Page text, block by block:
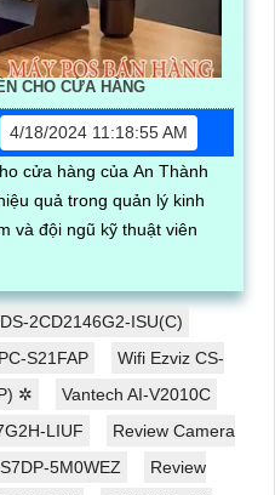
CHO CỬA HÀNG
4/18/2024 11:18:55 AM
cửa hàng của An Thành
quả trong quản lý kinh
2CD2146G2-ISU(C)
S21FAP
Wifi Ezviz CS-
✲
Vantech AI-V2010C
LIUF
Review Camera
5M0WEZ
Review